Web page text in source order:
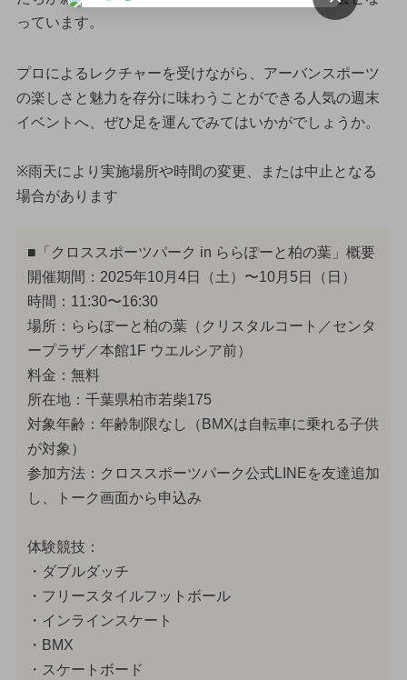
っています。
プロによるレクチャーを受けながら、アーバンスポーツ
の楽しさと魅力を存分に味わうことができる人気の週末
イベントへ、ぜひ足を運んでみてはいかがでしょうか。
※雨天により実施場所や時間の変更、または中止となる
場合があります
■「クロススポーツパーク in ららぽーと柏の葉」概要
開催期間：2025年10月4日（土）〜10月5日（日）
時間：11:30〜16:30
場所：ららぽーと柏の葉（クリスタルコート／センタ
ープラザ／本館1F ウエルシア前）
料金：無料
所在地：千葉県柏市若柴175
対象年齢：年齢制限なし（BMXは自転車に乗れる子供
が対象）
参加方法：クロススポーツパーク公式LINEを友達追加
し、トーク画面から申込み
体験競技：
・ダブルダッチ
・フリースタイルフットボール
・インラインスケート
・BMX
・スケートボード